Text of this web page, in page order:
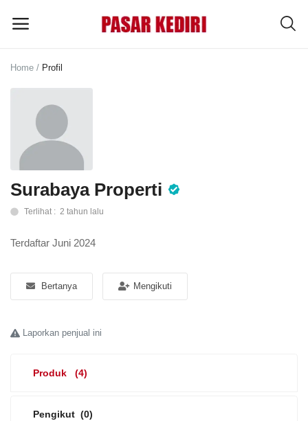
MENU UTAMA
Kategori
Home
Wishlist
Blog
Platform Iklan Gratis
Hubungi Kami
Home Profil
Surabaya Properti
Terlihat : 2 tahun lalu
Terdaftar Juni 2024
Bertanya Mengikuti
Laporkan penjual ini
Produk (4)
Pengikut (0)